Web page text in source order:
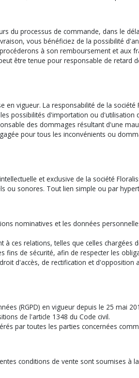
du processus de commande, dans le
vous bénéficiez de la possibilité
à son remboursement et aux
être tenue pour responsable de
vigueur. La responsabilité de la
possibilités d'importation ou
des dommages résultant d'une
pour tous les inconvénients ou
et exclusive de la société
ou sonores. Tout lien simple ou par
nominatives et les données
à ces relations, telles que celles
de sécurité, afin de respecter les
d'accès, de rectification et
(RGPD) en vigueur depuis le 25
de l'article 1348 du Code civil.
par toutes les parties concernées
conditions de vente sont soumises à